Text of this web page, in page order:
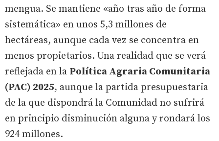
mengua. Se mantiene «año tras año de forma
sistemática» en unos 5,3 millones de
hectáreas, aunque cada vez se concentra en
menos propietarios. Una realidad que se verá
reflejada en la Política Agraria Comunitaria
(PAC) 2025, aunque la partida presupuestaria
de la que dispondrá la Comunidad no sufrirá
en principio disminución alguna y rondará los
924 millones.